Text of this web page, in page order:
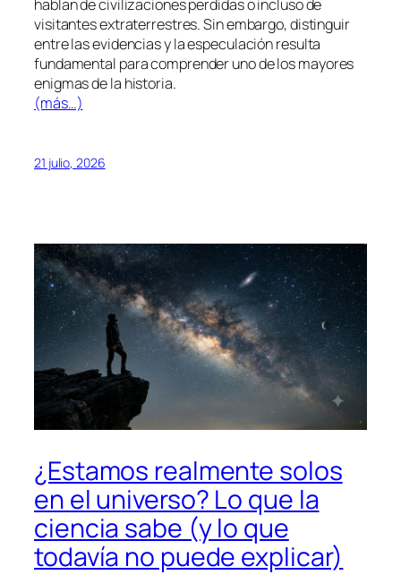
hablan de civilizaciones perdidas o incluso de
visitantes extraterrestres. Sin embargo, distinguir
entre las evidencias y la especulación resulta
fundamental para comprender uno de los mayores
enigmas de la historia.
(más…)
21 julio, 2026
¿Estamos realmente solos
en el universo? Lo que la
ciencia sabe (y lo que
todavía no puede explicar)